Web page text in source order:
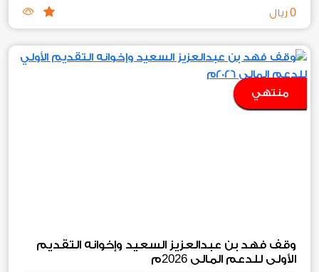
0 ريال
منتهي
وقف فهد بن عبدالعزيز السعيد وإخوانه التقديم
الأولي للدعم المالي 2026م